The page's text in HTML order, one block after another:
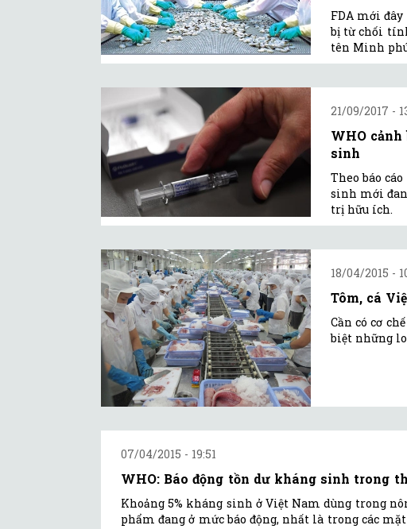
FDA mới
bị từ chối
tên Minh
21/09/2017 -
WHO
sinh
Theo báo
sinh mới
trị hữu ích.
18/04/2015 -
Tôm, cá
Cần có cơ
biệt những
07/04/2015 - 19:51
WHO: Báo động tồn dư kháng sinh trong
Khoảng 5% kháng sinh ở Việt Nam dùng trong
phẩm đang ở mức báo động, nhất là trong các